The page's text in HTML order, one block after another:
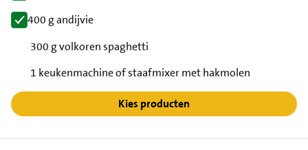
400 g andijvie
300 g volkoren spaghetti
1 keukenmachine of staafmixer met hakmolen
Kies producten